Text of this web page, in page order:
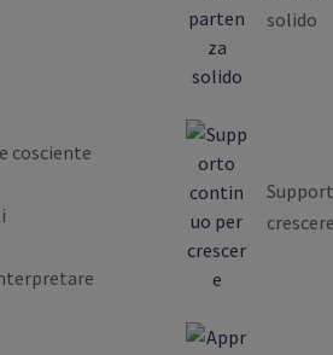
cosciente
solido
crescere